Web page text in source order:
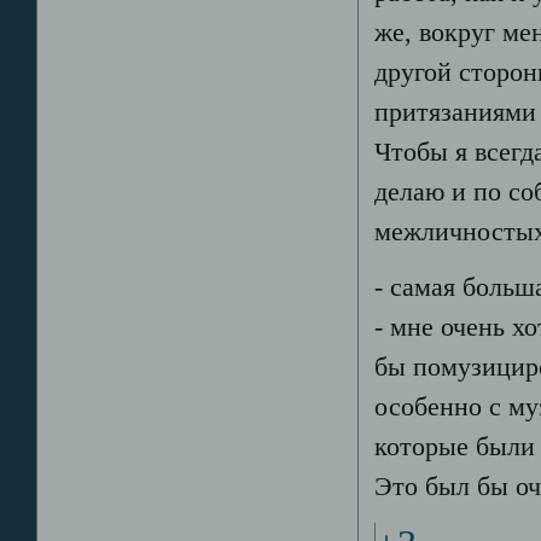
же, вокруг
другой
Чтобы я
делаю и по
- самая
- мне очень
бы
особенно с
которые были
Это был бы